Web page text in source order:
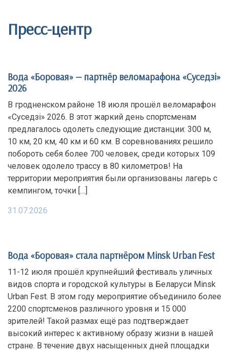
Пресс-центр
Вода «Боровая» — партнёр веломарафона «Суседзi»
2026
В гродненском районе 18 июля прошёл веломарафон
«Суседзi» 2026. В этот жаркий день спортсменам
предлагалось одолеть следующие дистанции: 300 м,
10 км, 20 км, 40 км и 60 км. В соревнованиях решило
побороть себя более 700 человек, среди которых 109
человек одолело трассу в 80 километров! На
территории мероприятия были организованы лагерь с
кемпингом, точки […]
31.07.2026
Вода «Боровая» стала партнёром Minsk Urban Fest
11-12 июля прошёл крупнейший фестиваль уличных
видов спорта и городской культуры в Беларуси Minsk
Urban Fest. В этом году мероприятие объединило более
2200 спортсменов различного уровня и 15 000
зрителей! Такой размах ещё раз подтверждает
высокий интерес к активному образу жизни в нашей
стране. В течение двух насыщенных дней площадки